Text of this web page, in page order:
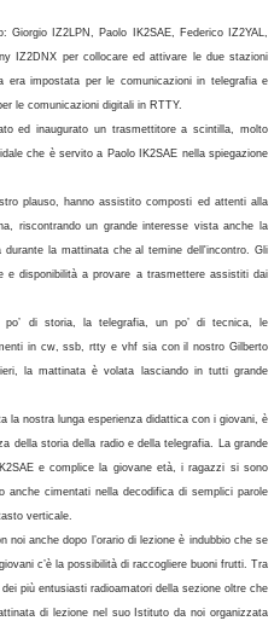
IZ2LPN, Paolo IK2SAE, Federico IZ2YAL,
IZ2DNX per collocare ed attivare le due stazioni
era impostata per le comunicazioni in telegrafia e
le comunicazioni digitali in RTTY.
ed inaugurato un trasmettitore a scintilla, molto
che è servito a Paolo IK2SAE nella spiegazione
plauso, hanno assistito composti ed attenti alla
riscontrando un grande interesse vista anche la
la mattinata che al temine dell'incontro. Gli
e disponibilità a provare a trasmettere assistiti dai
di storia, la telegrafia, un po’ di tecnica, le
in cw, ssb, rtty e vhf sia con il nostro Gilberto
la mattinata è volata lasciando in tutti grande
la nostra lunga esperienza didattica con i giovani, è
della storia della radio e della telegrafia. La grande
e complice la giovane età, i ragazzi si sono
cimentati nella decodifica di semplici parole
verticale.
noi anche dopo l’orario di lezione è indubbio che se
c’è la possibilità di raccogliere buoni frutti. Tra
più entusiasti radioamatori della sezione oltre che
di lezione nel suo Istituto da noi organizzata